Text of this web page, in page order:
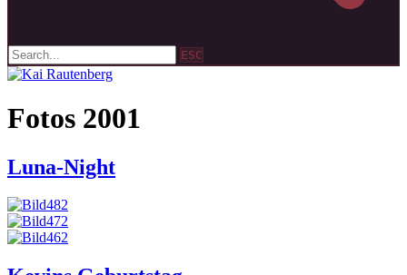
ESC
Fotos 2001
Luna-Night